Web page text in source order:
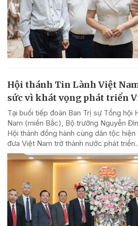
Hội thánh Tin Lành Việt
sức vì khát vọng phát triển
Tại buổi tiếp đoàn Ban Trị sự Tổng hội
Nam (miền Bắc), Bộ trưởng Nguyễn
Hội thánh đồng hành cùng dân tộc
đưa Việt Nam trở thành nước phát